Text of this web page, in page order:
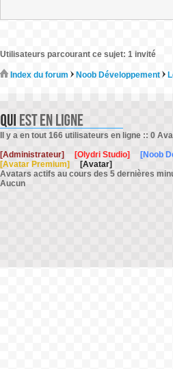
Utilisateurs parcourant ce sujet: 1 invité
Index du forum Noob Développement
Il y a en tout 166 utilisateurs en ligne :: 0
[Administrateur]
[Olydri Studio] [Noob
[Avatar Premium]
[Avatar]
Avatars actifs au cours des 5 dernières
Aucun